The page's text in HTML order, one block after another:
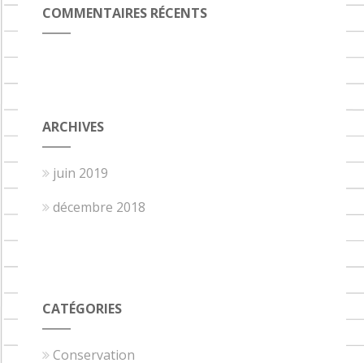
COMMENTAIRES RÉCENTS
ARCHIVES
juin 2019
décembre 2018
CATÉGORIES
Conservation